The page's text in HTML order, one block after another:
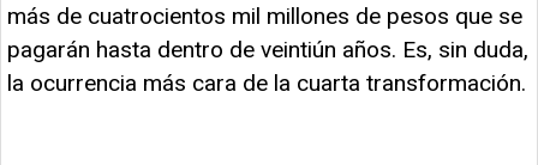
más de cuatrocientos mil millones de pesos que se
pagarán hasta dentro de veintiún años. Es, sin duda,
la ocurrencia más cara de la cuarta transformación.